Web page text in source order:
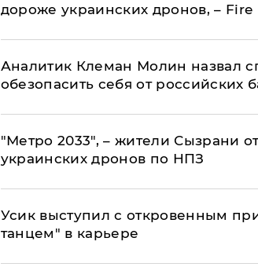
дороже украинских дронов, – Fire
Аналитик Клеман Молин назвал
обезопасить себя от российских
"Метро 2033", – жители Сызрани
украинских дронов по НПЗ
Усик выступил с откровенным
танцем" в карьере